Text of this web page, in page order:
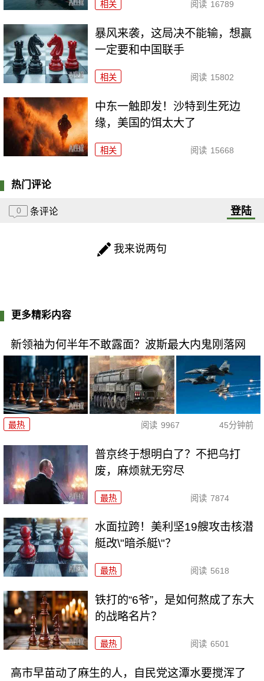
相关 阅读 16789
暴风来袭，这局决不能输，想赢
一定要和中国联手
相关 阅读 15802
中东一触即发！沙特到生死边
缘，美国的饵太大了
相关 阅读 15668
热门评论
0 条评论 登陆
我来说两句
更多精彩内容
新领袖为何半年不敢露面？波斯最大内鬼刚落网
最热 阅读 9967 45分钟前
普京终于想明白了？不把乌打
废，麻烦就无穷尽
最热 阅读 7874
水面拉跨！美利坚19艘攻击核潜
艇改\"暗杀艇\"？
最热 阅读 5618
铁打的“6爷”，是如何熬成了东大
的战略名片？
最热 阅读 6501
高市早苗动了麻生的人，自民党这潭水要搅浑了